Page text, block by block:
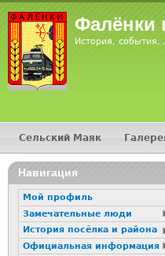
Фалёнки
История, события,
Главное меню
Сельский Маяк
16+
Навигация
Мой профиль
Замечательные люди
История посёлка и района
Официальная информация